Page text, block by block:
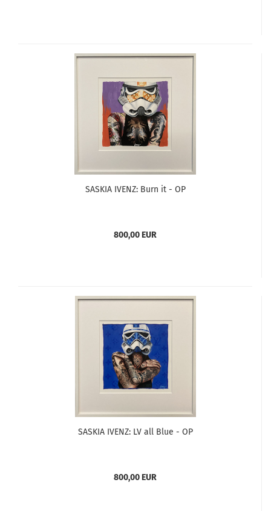
SASKIA IVENZ: Burn it - OP
800,00 EUR
SASKIA IVENZ: LV all Blue - OP
800,00 EUR